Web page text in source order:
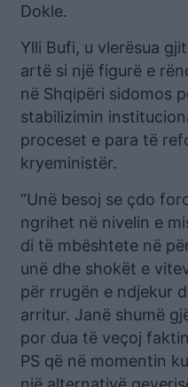
Dokle.
Ylli Bufi, u vlerësua
artë si një figurë e
në Shqipëri sidomos
stabilizimin
proceset e para të
kryeministër.
“Unë besoj se çdo
ngrihet në nivelin e
di të mbështete në
unë dhe shokët e
për rrugën e ndjekur
arritur. Janë shumë
por dua të veçoj
PS që në momentin